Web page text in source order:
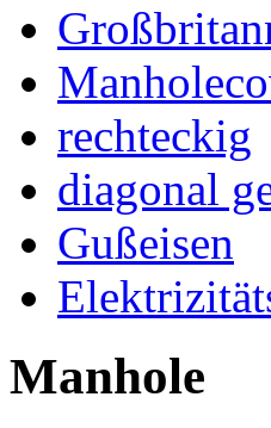
rechteckig
diagonal
Gußeisen
Manhole